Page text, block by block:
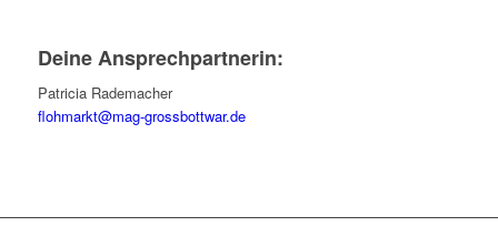
Deine Ansprechpartnerin:
Patricia Rademacher
flohmarkt@mag-grossbottwar.de